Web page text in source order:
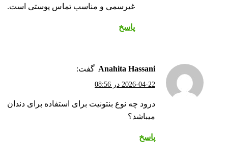
غیرسمی و مناسب تماس پوستی است.
پاسخ
Anahita Hassani گفت:
2026-04-22 در 08:56
درود چه نوع بنتونیت برای استفاده برای دندان
میباشد؟
پاسخ